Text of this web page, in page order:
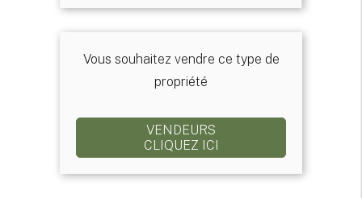
Vous souhaitez vendre ce type de
propriété
VENDEURS
CLIQUEZ ICI